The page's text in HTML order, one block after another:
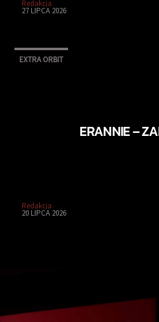
Redakcja
27 LIPCA 2026
EXTRA ORBIT
ERANNIE –
Redakcja
20 LIPCA 2026